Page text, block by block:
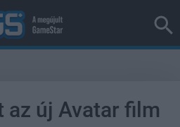
az új Avatar film